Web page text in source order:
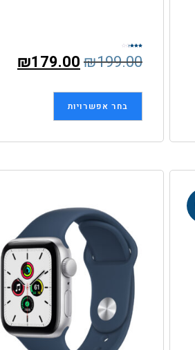
מתוך 5
₪199.00
₪179.00
בחר אפשרויות